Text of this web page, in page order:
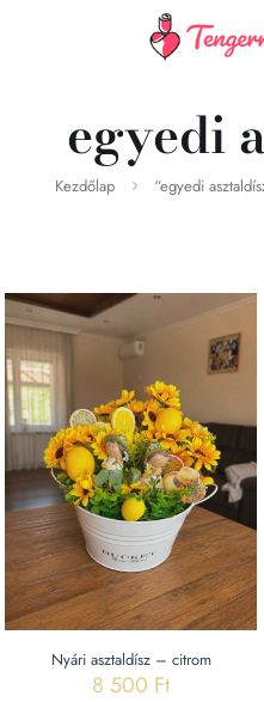
egyedi
Kezdőlap “egyedi
Nyári asztaldísz – citrom
8 500 Ft